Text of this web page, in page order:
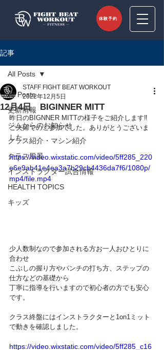
体験予約
記事
All Posts
更新情報
ジムからのお知らせ
クラス紹介・マシン紹介
クラス風景
インストラクター試合情報
HEALTH TOPICS
キッズ
All Posts
12月4日 BIGINNER MITT
STAFF FIGHT BEAT WORKOUT
2022年12月5日
昨日のBIGNNER MITTの様子をご紹介します‼
ご夫婦でのご参加でした。ありがとうございま
した。
https://video.wixstatic.com/video/5ff285_220
e6e9ab41e4ea3a7b29cb4436da7f6/1080p/
mp4/file.mp4
少人数制なので参加される方お一人おひとりに
合わせ
こぶしの握り方やパンチの打ち方、ステップの
仕方などの基礎から
丁寧に指導を行いますので初心者の方でも安心
です。
クラス終盤にはインストラクターと1on1ミット
で動きを確認しました。
https://video.wixstatic.com/video/5ff285_c16